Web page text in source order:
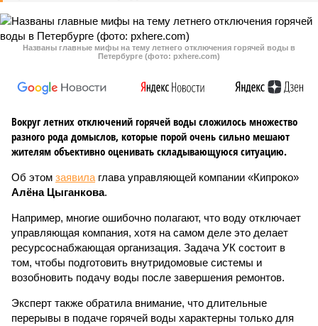
Названы главные мифы на тему летнего отключения горячей воды в
Петербурге (фото: pxhere.com)
Вокруг летних отключений горячей воды сложилось множество
разного рода домыслов, которые порой очень сильно мешают
жителям объективно оценивать складывающуюся ситуацию.
Об этом заявила глава управляющей компании «Кипроко»
Алёна Цыганкова.
Например, многие ошибочно полагают, что воду отключает
управляющая компания, хотя на самом деле это делает
ресурсоснабжающая организация. Задача УК состоит в
том, чтобы подготовить внутридомовые системы и
возобновить подачу воды после завершения ремонтов.
Эксперт также обратила внимание, что длительные
перерывы в подаче горячей воды характерны только для